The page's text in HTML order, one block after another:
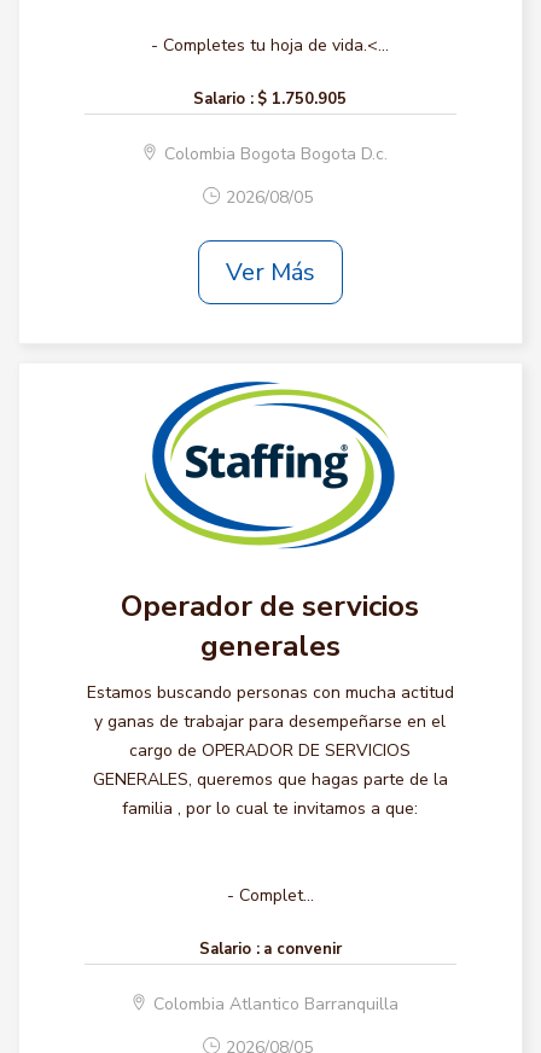
- Completes tu hoja de vida.<...
Salario : $ 1.750.905
Colombia Bogota Bogota D.c.
2026/08/05
Ver Más
Operador de servicios
generales
Estamos buscando personas con mucha actitud
y ganas de trabajar para desempeñarse en el
cargo de OPERADOR DE SERVICIOS
GENERALES, queremos que hagas parte de la
familia , por lo cual te invitamos a que:
- Complet...
Salario : a convenir
Colombia Atlantico Barranquilla
2026/08/05